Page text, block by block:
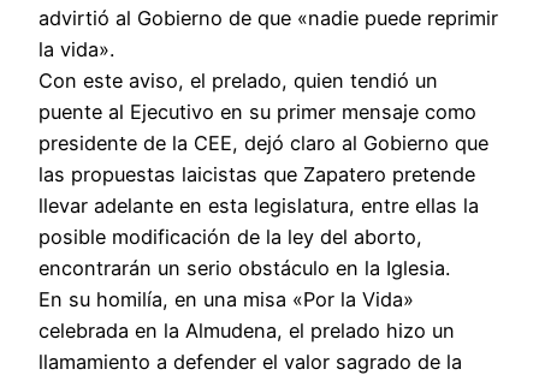
advirtió al Gobierno de que «nadie puede reprimir
la vida».
Con este aviso, el prelado, quien tendió un
puente al Ejecutivo en su primer mensaje como
presidente de la CEE, dejó claro al Gobierno que
las propuestas laicistas que Zapatero pretende
llevar adelante en esta legislatura, entre ellas la
posible modificación de la ley del aborto,
encontrarán un serio obstáculo en la Iglesia.
En su homilía, en una misa «Por la Vida»
celebrada en la Almudena, el prelado hizo un
llamamiento a defender el valor sagrado de la